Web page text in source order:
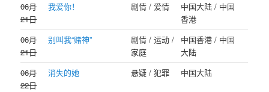
06月
21日
我爱你！ 剧情 / 爱情
中国大陆 / 中国
香港
06月
21日
别叫我“赌神”
剧情 / 运动 /
家庭
中国香港 / 中国
大陆
06月
22日
消失的她 悬疑 / 犯罪 中国大陆